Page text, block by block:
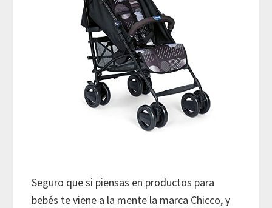
Seguro que si piensas en productos para
bebés te viene a la mente la marca Chicco, y